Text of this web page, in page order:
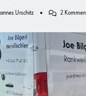
Urschitz 2